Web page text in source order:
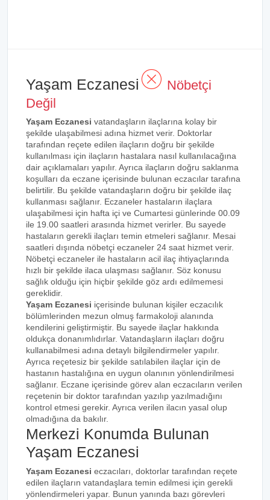
Yaşam Eczanesi
Nöbetçi
Değil
Yaşam Eczanesi vatandaşların ilaçlarına kolay bir
şekilde ulaşabilmesi adına hizmet verir. Doktorlar
tarafından reçete edilen ilaçların doğru bir şekilde
kullanılması için ilaçların hastalara nasıl kullanılacağına
dair açıklamaları yapılır. Ayrıca ilaçların doğru saklanma
koşulları da eczane içerisinde bulunan eczacılar tarafına
belirtilir. Bu şekilde vatandaşların doğru bir şekilde ilaç
kullanması sağlanır. Eczaneler hastaların ilaçlara
ulaşabilmesi için hafta içi ve Cumartesi günlerinde 00.09
ile 19.00 saatleri arasında hizmet verirler. Bu sayede
hastaların gerekli ilaçları temin etmeleri sağlanır. Mesai
saatleri dışında nöbetçi eczaneler 24 saat hizmet verir.
Nöbetçi eczaneler ile hastaların acil ilaç ihtiyaçlarında
hızlı bir şekilde ilaca ulaşması sağlanır. Söz konusu
sağlık olduğu için hiçbir şekilde göz ardı edilmemesi
gereklidir.
Yaşam Eczanesi içerisinde bulunan kişiler eczacılık
bölümlerinden mezun olmuş farmakoloji alanında
kendilerini geliştirmiştir. Bu sayede ilaçlar hakkında
oldukça donanımlıdırlar. Vatandaşların ilaçları doğru
kullanabilmesi adına detaylı bilgilendirmeler yapılır.
Ayrıca reçetesiz bir şekilde satılabilen ilaçlar için de
hastanın hastalığına en uygun olanının yönlendirilmesi
sağlanır. Eczane içerisinde görev alan eczacıların verilen
reçetenin bir doktor tarafından yazılıp yazılmadığını
kontrol etmesi gerekir. Ayrıca verilen ilacın yasal olup
olmadığına da bakılır.
Merkezi Konumda Bulunan
Yaşam Eczanesi
Yaşam Eczanesi eczacıları, doktorlar tarafından reçete
edilen ilaçların vatandaşlara temin edilmesi için gerekli
yönlendirmeleri yapar. Bunun yanında bazı görevleri